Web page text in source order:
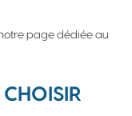
page dédiée au